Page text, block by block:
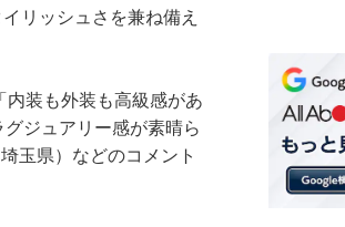
リッシュさを兼ね備え
装も外装も高級感があ
ジュアリー感が素晴ら
玉県）などのコメント